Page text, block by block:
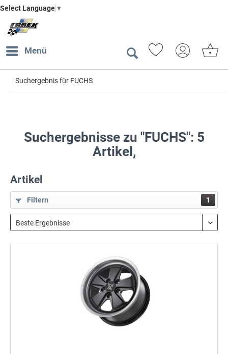
Select Language ▼
Menü
Suchergebnis für FUCHS
Suchergebnisse zu "FUCHS": 5
Artikel,
Artikel
Filtern 1